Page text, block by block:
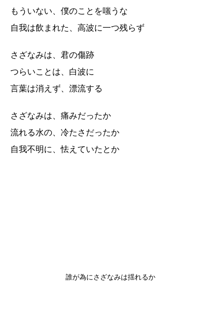
もういない、僕のことを嗤うな
自我は飲まれた、高波に一つ残らず
さざなみは、君の傷跡
つらいことは、白波に
言葉は消えず、漂流する
さざなみは、痛みだったか
流れる水の、冷たさだったか
自我不明に、怯えていたとか
誰が為にさざなみは揺れるか